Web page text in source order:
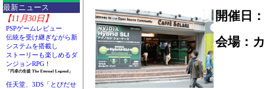
最新ニュース
【11月30日】
PSPゲームレビュー
伝統を受け継ぎながら新
システムを搭載し
ストーリーも楽しめるダ
ンジョンRPG！
「円卓の生徒 The Eternal Legend」
任天堂、3DS「とびだせ
開催日
会場：